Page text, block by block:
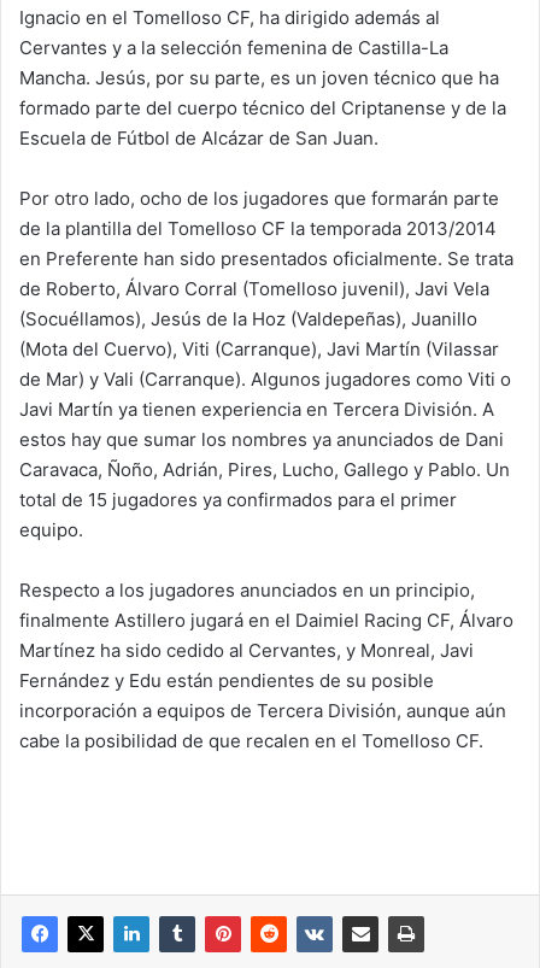
Ignacio en el Tomelloso CF, ha dirigido además al
Cervantes y a la selección femenina de Castilla-La
Mancha. Jesús, por su parte, es un joven técnico que ha
formado parte del cuerpo técnico del Criptanense y de la
Escuela de Fútbol de Alcázar de San Juan.
Por otro lado, ocho de los jugadores que formarán parte
de la plantilla del Tomelloso CF la temporada 2013/2014
en Preferente han sido presentados oficialmente. Se trata
de Roberto, Álvaro Corral (Tomelloso juvenil), Javi Vela
(Socuéllamos), Jesús de la Hoz (Valdepeñas), Juanillo
(Mota del Cuervo), Viti (Carranque), Javi Martín (Vilassar
de Mar) y Vali (Carranque). Algunos jugadores como Viti o
Javi Martín ya tienen experiencia en Tercera División. A
estos hay que sumar los nombres ya anunciados de Dani
Caravaca, Ñoño, Adrián, Pires, Lucho, Gallego y Pablo. Un
total de 15 jugadores ya confirmados para el primer
equipo.
Respecto a los jugadores anunciados en un principio,
finalmente Astillero jugará en el Daimiel Racing CF, Álvaro
Martínez ha sido cedido al Cervantes, y Monreal, Javi
Fernández y Edu están pendientes de su posible
incorporación a equipos de Tercera División, aunque aún
cabe la posibilidad de que recalen en el Tomelloso CF.